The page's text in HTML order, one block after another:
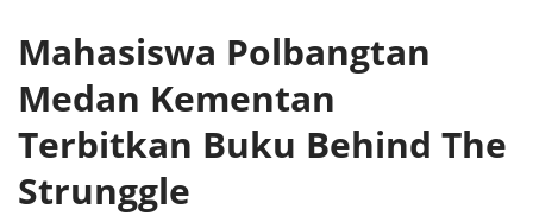
Mahasiswa Polbangtan
Medan Kementan
Terbitkan Buku Behind The
Strunggle